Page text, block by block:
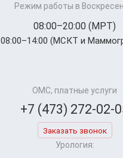
Режим работы в
08:00–20:00 (МРТ)
08:00–14:00 (МСКТ и
ОМС, платные услуги
+7 (473) 272-02-
Заказать звонок
Урология: